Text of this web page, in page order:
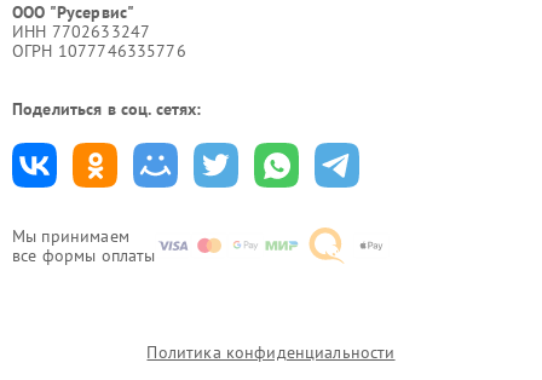
Мы принимаем
все формы оплаты
ООО "Русервис"
ИНН 7702633247
ОГРН 1077746335776
Поделиться в соц. сетях:
Политика конфиденциальности